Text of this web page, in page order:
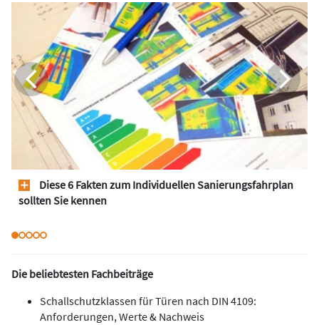
Diese 6 Fakten zum Individuellen Sanierungsfahrplan
sollten Sie kennen
Die beliebtesten Fachbeiträge
Schallschutzklassen für Türen nach DIN 4109:
Anforderungen, Werte & Nachweis